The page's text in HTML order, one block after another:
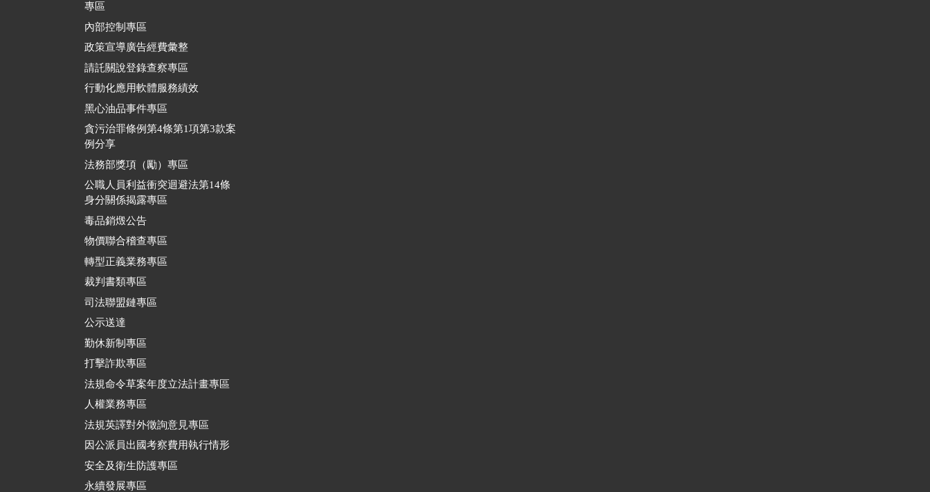
專區
內部控制專區
政策宣導廣告經費彙整
請託關說登錄查察專區
行動化應用軟體服務績效
黑心油品事件專區
貪污治罪條例第4條第1項第3款案
例分享
法務部獎項（勵）專區
公職人員利益衝突迴避法第14條
身分關係揭露專區
毒品銷燬公告
物價聯合稽查專區
轉型正義業務專區
裁判書類專區
司法聯盟鏈專區
公示送達
勤休新制專區
打擊詐欺專區
法規命令草案年度立法計畫專區
人權業務專區
法規英譯對外徵詢意見專區
因公派員出國考察費用執行情形
安全及衛生防護專區
永續發展專區